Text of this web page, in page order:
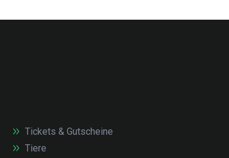
Tickets & Gutscheine
Tiere